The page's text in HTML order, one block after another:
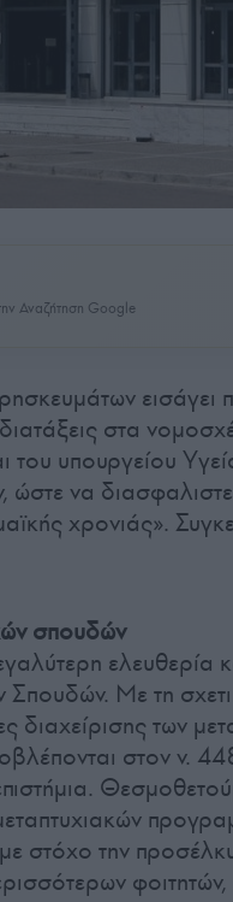
Αναζήτηση Google
εισάγει
στα
του υπουργείου
να
χρονιάς».
σπουδών
ελευθερία
Με τη
διαχείρισης των
στον ν.
στόχο την